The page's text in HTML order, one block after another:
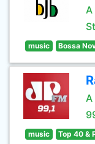
A
music Bossa
A
music Top 40 &